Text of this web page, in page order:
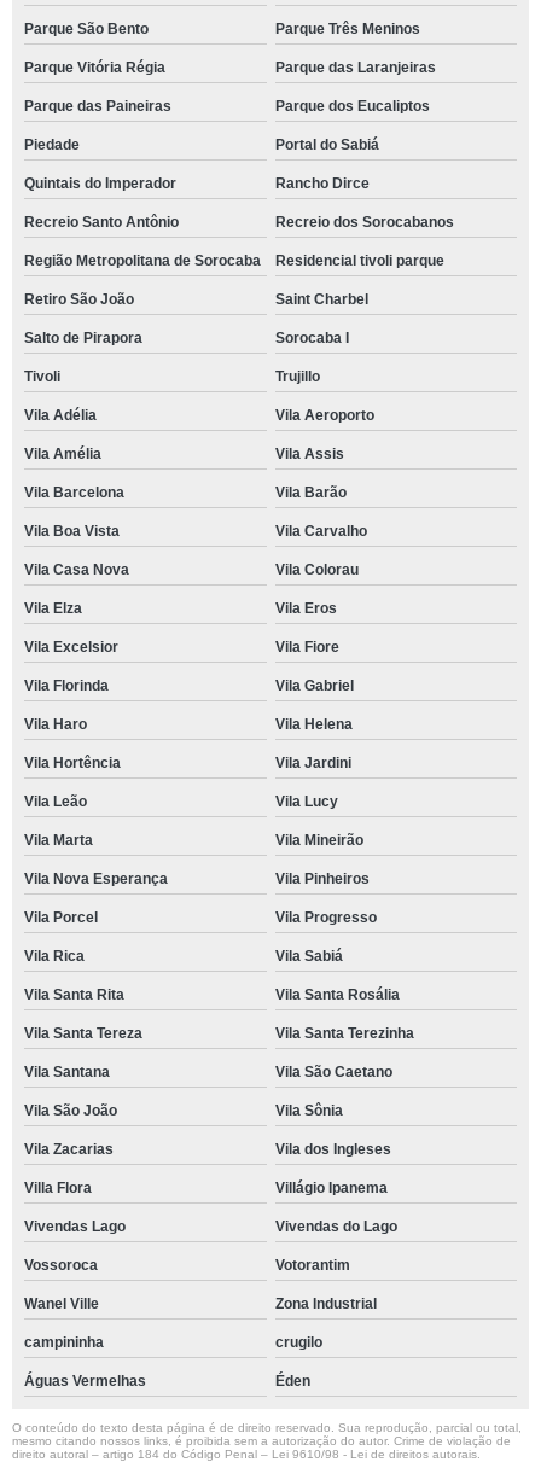
Parque São Bento Parque Três Meninos
Parque Vitória Régia Parque das Laranjeiras
Parque das Paineiras Parque dos Eucaliptos
Piedade Portal do Sabiá
Quintais do Imperador Rancho Dirce
Recreio Santo Antônio Recreio dos Sorocabanos
Região Metropolitana de Sorocaba Residencial tivoli parque
Retiro São João Saint Charbel
Salto de Pirapora Sorocaba I
Tivoli Trujillo
Vila Adélia Vila Aeroporto
Vila Amélia Vila Assis
Vila Barcelona Vila Barão
Vila Boa Vista Vila Carvalho
Vila Casa Nova Vila Colorau
Vila Elza Vila Eros
Vila Excelsior Vila Fiore
Vila Florinda Vila Gabriel
Vila Haro Vila Helena
Vila Hortência Vila Jardini
Vila Leão Vila Lucy
Vila Marta Vila Mineirão
Vila Nova Esperança Vila Pinheiros
Vila Porcel Vila Progresso
Vila Rica Vila Sabiá
Vila Santa Rita Vila Santa Rosália
Vila Santa Tereza Vila Santa Terezinha
Vila Santana Vila São Caetano
Vila São João Vila Sônia
Vila Zacarias Vila dos Ingleses
Villa Flora Villágio Ipanema
Vivendas Lago Vivendas do Lago
Vossoroca Votorantim
Wanel Ville Zona Industrial
campininha crugilo
Águas Vermelhas Éden
O conteúdo do texto desta página é de direito reservado. Sua reprodução, parcial ou total,
mesmo citando nossos links, é proibida sem a autorização do autor. Crime de violação de
direito autoral – artigo 184 do Código Penal – Lei 9610/98 - Lei de direitos autorais